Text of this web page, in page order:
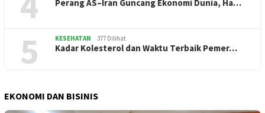
Perang AS–Iran Guncang Ekonomi Dunia, Ha…
5 KESEHATAN 377 Dilihat
Kadar Kolesterol dan Waktu Terbaik Pemer…
EKONOMI DAN BISINIS